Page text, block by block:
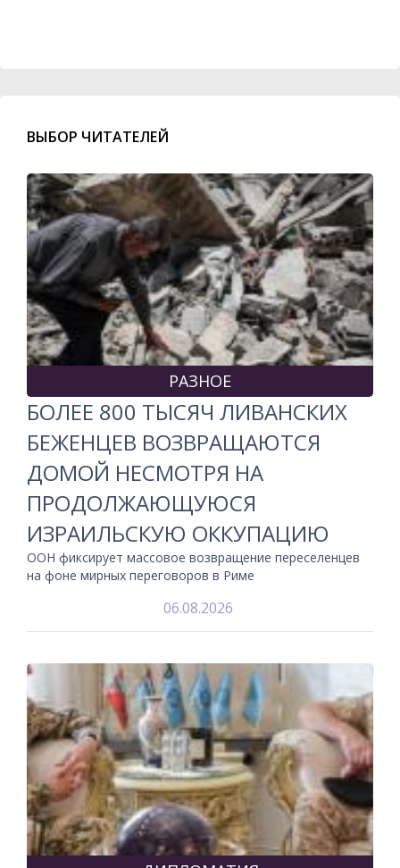
ВЫБОР ЧИТАТЕЛЕЙ
РАЗНОЕ
БОЛЕЕ 800 ТЫСЯЧ ЛИВАНСКИХ
БЕЖЕНЦЕВ ВОЗВРАЩАЮТСЯ
ДОМОЙ НЕСМОТРЯ НА
ПРОДОЛЖАЮЩУЮСЯ
ИЗРАИЛЬСКУЮ ОККУПАЦИЮ
ООН фиксирует массовое возвращение переселенцев
на фоне мирных переговоров в Риме
06.08.2026